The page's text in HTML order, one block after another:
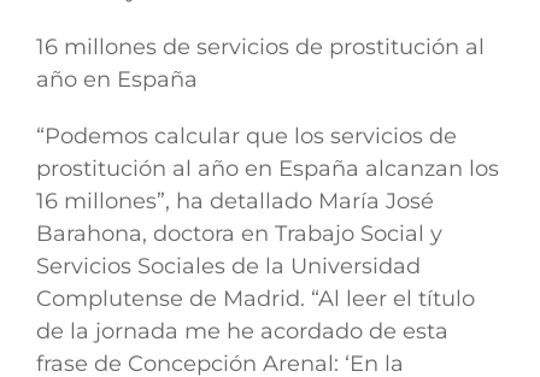
16 millones de servicios de prostitución al
año en España
“Podemos calcular que los servicios de
prostitución al año en España alcanzan los
16 millones”, ha detallado María José
Barahona, doctora en Trabajo Social y
Servicios Sociales de la Universidad
Complutense de Madrid. “Al leer el título
de la jornada me he acordado de esta
frase de Concepción Arenal: ‘En la